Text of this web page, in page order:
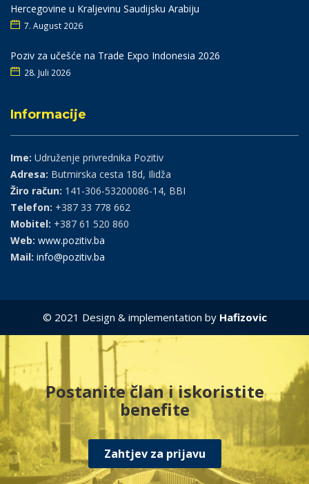
Hercegovine u Kraljevinu Saudijsku Arabiju
7. August 2026
Poziv za učešće na Trade Expo Indonesia 2026
28. Juli 2026
Informacije
Ime: Udruženje privrednika Pozitiv
Adresa: Butmirska cesta 18d, Ilidža
Žiro račun: 141-306-53200086-14, BBI
Telefon: +387 33 778 662
Mobitel: +387 61 520 860
Web: www.pozitiv.ba
Mail: info@pozitiv.ba
© 2021 Design & implementation by Hafizovic
Postanite član i iskoristite
benefite
Zahtjev za prijavu